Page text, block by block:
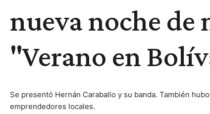
nueva noche de
"Verano en
Se presentó Hernán Caraballo y su banda. También
emprendedores locales.